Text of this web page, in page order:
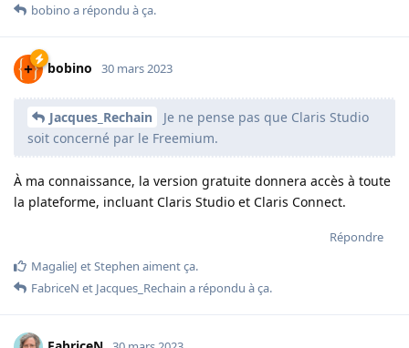
bobino a répondu à ça.
bobino 30 mars 2023
Jacques_Rechain
Je ne pense pas que Claris Studio
soit concerné par le Freemium.
À ma connaissance, la version gratuite donnera accès à toute
la plateforme, incluant Claris Studio et Claris Connect.
Répondre
MagalieJ etStephen aiment ça.
FabriceN et Jacques_Rechain a répondu à ça.